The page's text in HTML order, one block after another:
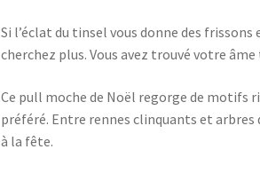
Si l’éclat du tinsel vous donne des
cherchez plus. Vous avez trouvé votre
Ce pull moche de Noël regorge de motifs
préféré. Entre rennes clinquants et
à la fête.